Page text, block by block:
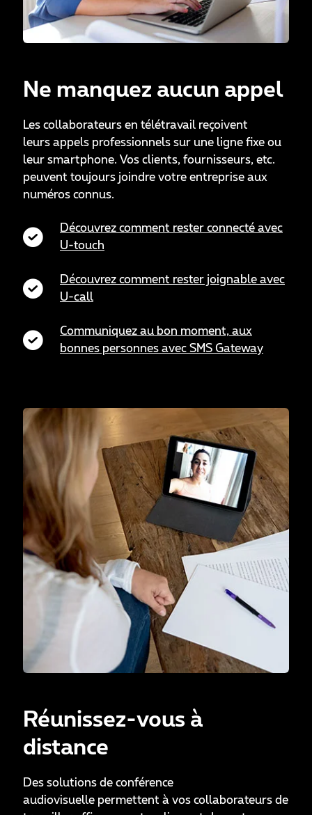
Ne manquez aucun appel
Les collaborateurs en télétravail reçoivent
leurs appels professionnels sur une ligne fixe ou
leur smartphone. Vos clients, fournisseurs, etc.
peuvent toujours joindre votre entreprise aux
numéros connus.
Découvrez comment rester connecté avec
U-touch
Découvrez comment rester joignable avec
U-call
Communiquez au bon moment, aux
bonnes personnes avec SMS Gateway
Réunissez-vous à
distance
Des solutions de conférence
audiovisuelle permettent à vos collaborateurs de